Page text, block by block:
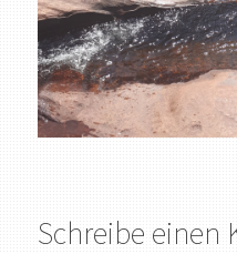
Schreibe einen